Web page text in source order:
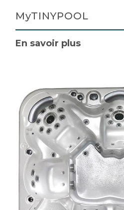
MyTINYPOOL
En savoir plus